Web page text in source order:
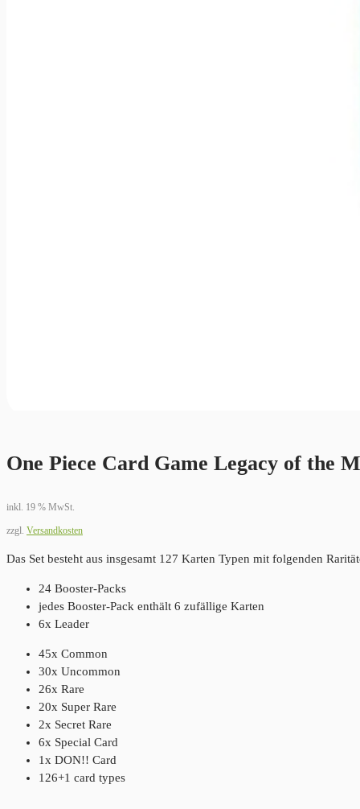
One Piece Card Game Legacy of the
inkl. 19 % MwSt.
zzgl. Versandkosten
Das Set besteht aus insgesamt 127 Karten Typen mit folgenden
24 Booster-Packs
jedes Booster-Pack enthält 6 zufällige Karten
6x Leader
45x Common
30x Uncommon
26x Rare
20x Super Rare
2x Secret Rare
6x Special Card
1x DON!! Card
126+1 card types